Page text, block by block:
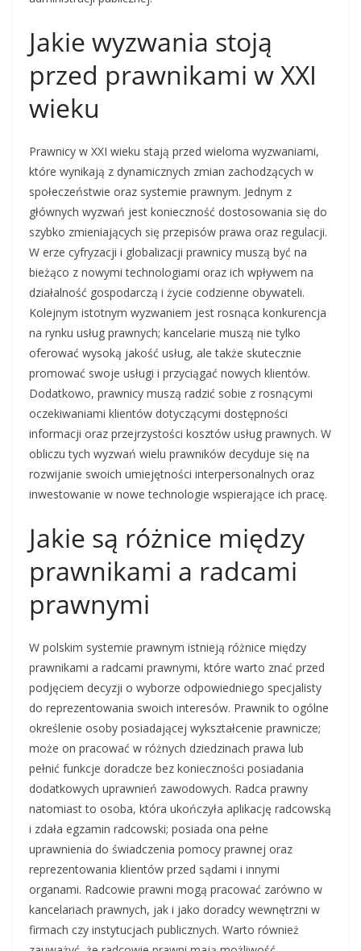
Jakie wyzwania stoją
przed prawnikami w XXI
wieku
Prawnicy w XXI wieku stają przed wieloma wyzwaniami,
które wynikają z dynamicznych zmian zachodzących w
społeczeństwie oraz systemie prawnym. Jednym z
głównych wyzwań jest konieczność dostosowania się do
szybko zmieniających się przepisów prawa oraz regulacji.
W erze cyfryzacji i globalizacji prawnicy muszą być na
bieżąco z nowymi technologiami oraz ich wpływem na
działalność gospodarczą i życie codzienne obywateli.
Kolejnym istotnym wyzwaniem jest rosnąca konkurencja
na rynku usług prawnych; kancelarie muszą nie tylko
oferować wysoką jakość usług, ale także skutecznie
promować swoje usługi i przyciągać nowych klientów.
Dodatkowo, prawnicy muszą radzić sobie z rosnącymi
oczekiwaniami klientów dotyczącymi dostępności
informacji oraz przejrzystości kosztów usług prawnych. W
obliczu tych wyzwań wielu prawników decyduje się na
rozwijanie swoich umiejętności interpersonalnych oraz
inwestowanie w nowe technologie wspierające ich pracę.
Jakie są różnice między
prawnikami a radcami
prawnymi
W polskim systemie prawnym istnieją różnice między
prawnikami a radcami prawnymi, które warto znać przed
podjęciem decyzji o wyborze odpowiedniego specjalisty
do reprezentowania swoich interesów. Prawnik to ogólne
określenie osoby posiadającej wykształcenie prawnicze;
może on pracować w różnych dziedzinach prawa lub
pełnić funkcje doradcze bez konieczności posiadania
dodatkowych uprawnień zawodowych. Radca prawny
natomiast to osoba, która ukończyła aplikację radcowską
i zdała egzamin radcowski; posiada ona pełne
uprawnienia do świadczenia pomocy prawnej oraz
reprezentowania klientów przed sądami i innymi
organami. Radcowie prawni mogą pracować zarówno w
kancelariach prawnych, jak i jako doradcy wewnętrzni w
firmach czy instytucjach publicznych. Warto również